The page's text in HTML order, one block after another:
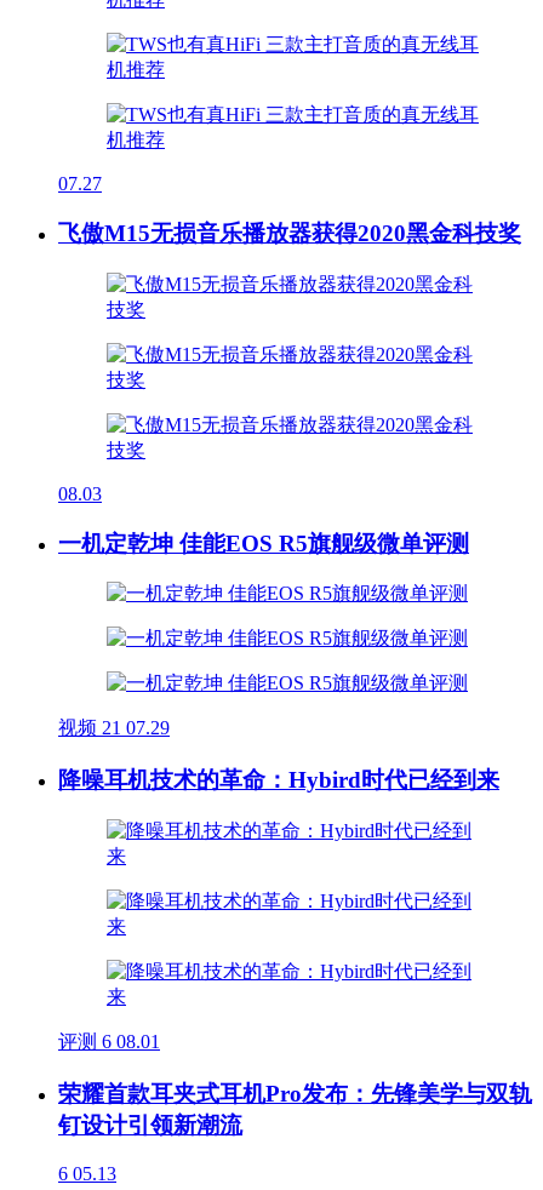
07.27
飞傲M15无损音乐播放器获得2020黑金科技奖
08.03
一机定乾坤 佳能EOS R5旗舰级微单评测
视频 21 07.29
降噪耳机技术的革命：Hybird时代已经到来
评测 6 08.01
荣耀首款耳夹式耳机Pro发布：先锋美学与双轨
钉设计引领新潮流
6 05.13